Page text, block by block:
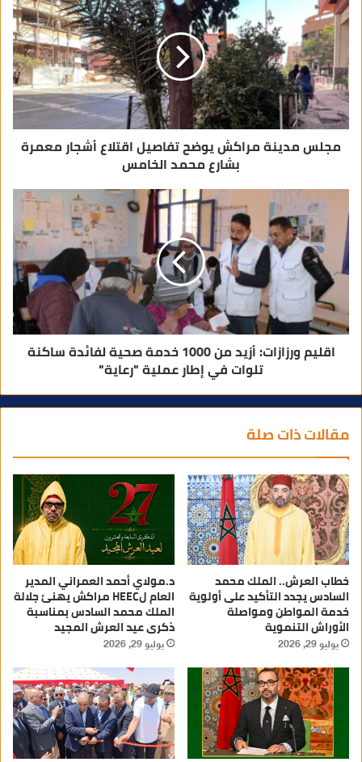
إ
ل
ر
و
ن
ي
مجلس مدينة مراكش يوضح تفاصيل اقتلاع أشجار معمرة
بشارع محمد الخامس
اقليم ورزازات: أزيد من 1000 خدمة صحية لفائدة ساكنة
تلوات في إطار عملية "رعاية"
مقالات ذات صلة
خطاب العرش.. الملك محمد
السادس يجدد التأكيد على أولوية
خدمة المواطن ومواصلة
الأوراش التنموية
يوليو 29, 2026
د.مولاي أحمد العمراني المدير
العام لHEEC مراكش يهنئ جلالة
الملك محمد السادس بمناسبة
ذكرى عيد العرش المجيد
يوليو 29, 2026